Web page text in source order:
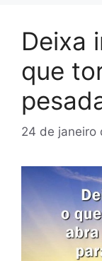
Deixa
que
24 de janeiro